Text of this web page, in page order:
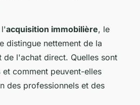
l'acquisition immobilière, le
distingue nettement de la
de l'achat direct. Quelles sont
et comment peuvent-elles
des professionnels et des